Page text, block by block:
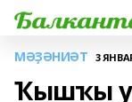
МӘҘӘНИӘТ 3
Ҡышҡы